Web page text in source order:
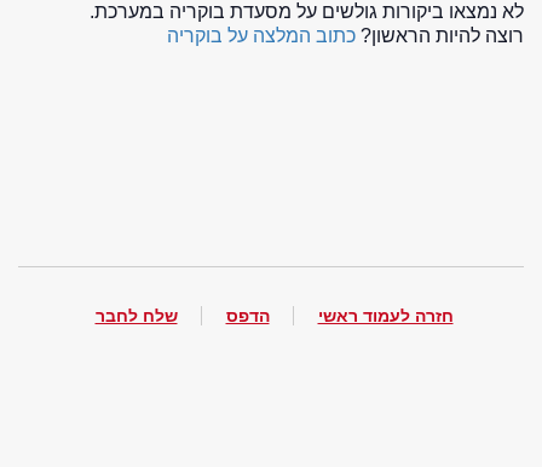
לא נמצאו ביקורות גולשים על מסעדת בוקריה במערכת.
רוצה להיות הראשון? כתוב המלצה על בוקריה
חזרה לעמוד ראשי הדפס שלח לחבר